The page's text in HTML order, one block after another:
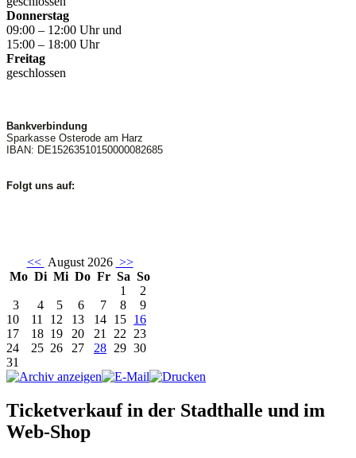
Donnerstag
09:00 – 12:00 Uhr und
15:00 – 18:00 Uhr
Freitag
geschlossen
Bankverbindung
Sparkasse Osterode am Harz
IBAN: DE15263510150000082685
Folgt uns auf:
<< August 2026 >>
Mo Di Mi Do Fr Sa So
1
2
3
4 5 6 7 8
9
10
11 12 13 14 15 16
17
18 19 20 21 22 23
24
25 26 27 28 29 30
31
Ticketverkauf in der Stadthalle und im
Web-Shop